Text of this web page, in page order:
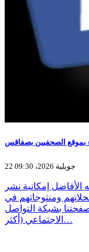
بموقع الصحفيين بصفاقس
22 جويلية 2026، 09:30
إمكانية نشر
ومنتوجاتهم في
بشبكة التواصل
الاجتماعي (أكثر…